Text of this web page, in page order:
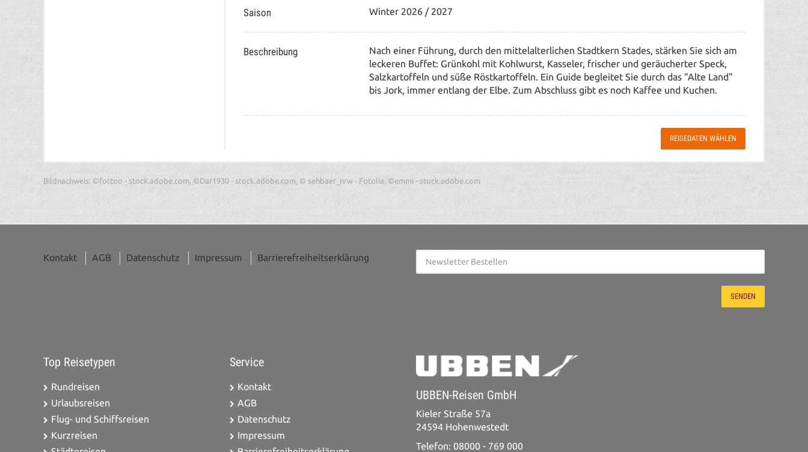
Saison Winter 2026 / 2027
Beschreibung
Nach einer Führung, durch den mittelalterlichen Stadtkern Stades, stärken Sie sich am
leckeren Buffet: Grünkohl mit Kohlwurst, Kasseler, frischer und geräucherter Speck,
Salzkartoffeln und süße Röstkartoffeln. Ein Guide begleitet Sie durch das "Alte Land"
bis Jork, immer entlang der Elbe. Zum Abschluss gibt es noch Kaffee und Kuchen.
REISEDATEN WÄHLEN
Bildnachweis: ©fottoo - stock.adobe.com, ©Dar1930 - stock.adobe.com, © sehbaer_nrw - Fotolia, ©emmi - stock.adobe.com
Kontakt AGB Datenschutz Impressum Barrierefreiheitserklärung
Top Reisetypen
Rundreisen
Urlaubsreisen
Flug- und Schiffsreisen
Kurzreisen
Service
Kontakt
AGB
Datenschutz
Impressum
UBBEN-Reisen GmbH
Kieler Straße 57a
24594 Hohenwestedt
Telefon: 08000 - 769 000